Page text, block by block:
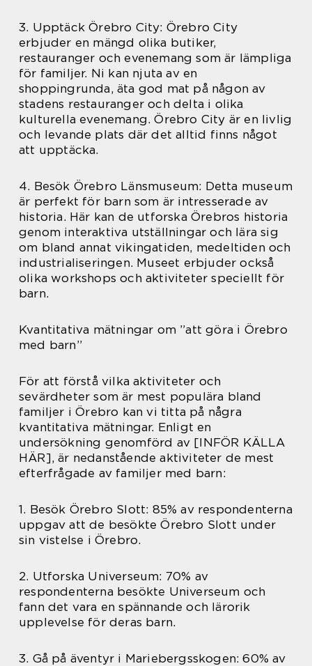
3. Upptäck Örebro City: Örebro City
erbjuder en mängd olika butiker,
restauranger och evenemang som är lämpliga
för familjer. Ni kan njuta av en
shoppingrunda, äta god mat på någon av
stadens restauranger och delta i olika
kulturella evenemang. Örebro City är en livlig
och levande plats där det alltid finns något
att upptäcka.
4. Besök Örebro Länsmuseum: Detta museum
är perfekt för barn som är intresserade av
historia. Här kan de utforska Örebros historia
genom interaktiva utställningar och lära sig
om bland annat vikingatiden, medeltiden och
industrialiseringen. Museet erbjuder också
olika workshops och aktiviteter speciellt för
barn.
Kvantitativa mätningar om ”att göra i Örebro
med barn”
För att förstå vilka aktiviteter och
sevärdheter som är mest populära bland
familjer i Örebro kan vi titta på några
kvantitativa mätningar. Enligt en
undersökning genomförd av [INFÖR KÄLLA
HÄR], är nedanstående aktiviteter de mest
efterfrågade av familjer med barn:
1. Besök Örebro Slott: 85% av respondenterna
uppgav att de besökte Örebro Slott under
sin vistelse i Örebro.
2. Utforska Universeum: 70% av
respondenterna besökte Universeum och
fann det vara en spännande och lärorik
upplevelse för deras barn.
3. Gå på äventyr i Mariebergsskogen: 60% av